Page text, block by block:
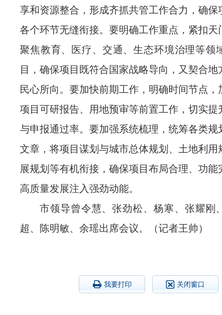
享和资源整合，形成齐抓共管工作合力，确保
各个环节无缝衔接。要明确工作重点，紧扣天
聚焦教育、医疗、交通、生态环境治理等领
目，确保项目既符合国家战略导向，又契合地
民心所向。要加快前期工作，明确时间节点，
项目可研报告、用地预审等前置工作，切实提
与申报通过率。要加强系统梳理，统筹各类规
文章，将项目谋划与城市总体规划、土地利用
展规划等有机衔接，确保项目布局合理、功能
高质量发展注入强劲动能。
市领导曾令慧、张劲松、杨寒、张耀刚
超、陈明敏、余瑶出席会议。（记者王帅）
我要打印 关闭窗口